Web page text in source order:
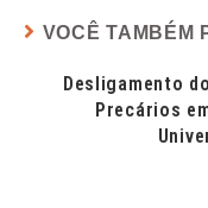
VOCÊ TAMBÉM
Desligamento
Precários